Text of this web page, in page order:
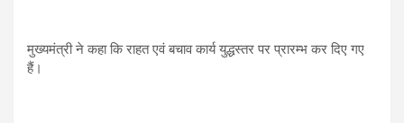
मुख्यमंत्री ने कहा कि राहत एवं बचाव कार्य युद्धस्तर पर प्रारम्भ कर दिए गए
हैं।